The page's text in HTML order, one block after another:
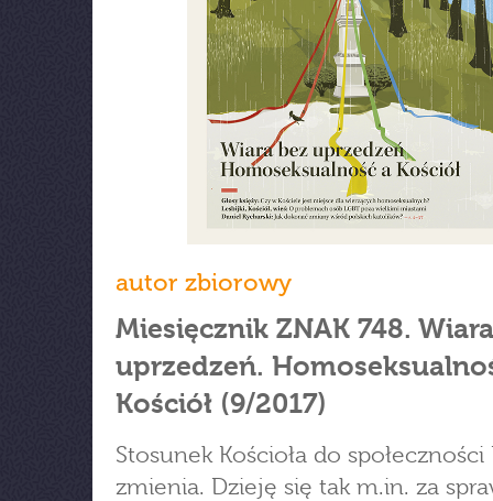
autor zbiorowy
Miesięcznik ZNAK 748.
uprzedzeń.
Kościół (9/2017)
Stosunek Kościoła do społeczności
zmienia. Dzieję się tak m.in. za